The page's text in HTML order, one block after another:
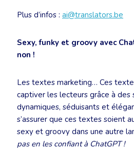
Plus d’infos : ai@translators.be
Sexy, funky et groovy avec
non !
Les textes marketing… Ces
captiver les lecteurs grâce à des
dynamiques, séduisants et
s’assurer que ces textes soient
sexy et groovy dans une autre
pas en les confiant à ChatGPT !